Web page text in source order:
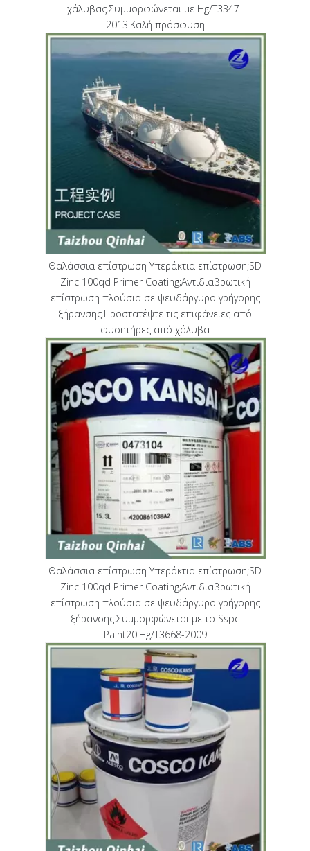
χάλυβας.Συμμορφώνεται με Hg/T3347-
2013.Καλή πρόσφυση
Θαλάσσια επίστρωση Υπεράκτια επίστρωση;SD
Zinc 100qd Primer Coating;Αντιδιαβρωτική
επίστρωση πλούσια σε ψευδάργυρο γρήγορης
ξήρανσης.Προστατέψτε τις επιφάνειες από
φυσητήρες από χάλυβα
Θαλάσσια επίστρωση Υπεράκτια επίστρωση;SD
Zinc 100qd Primer Coating;Αντιδιαβρωτική
επίστρωση πλούσια σε ψευδάργυρο γρήγορης
ξήρανσης.Συμμορφώνεται με το Sspc
Paint20.Hg/T3668-2009